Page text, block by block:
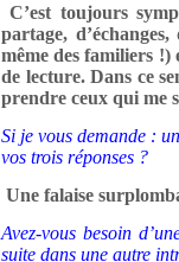
C’est toujours
partage,
même des familiers !)
de lecture. Dans ce
prendre ceux qui me
Si je vous demande :
vos trois réponses ?
Une falaise
Avez-vous besoin
suite dans une autre